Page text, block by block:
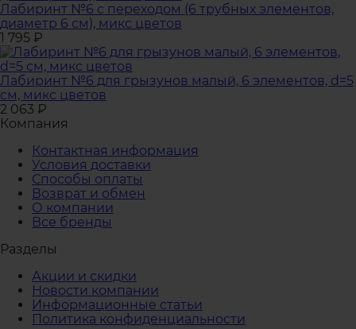
Лабиринт №6 с переходом (6 трубных элементов,
диаметр 6 см), микс цветов
1 795 ₽
Лабиринт №6 для грызунов малый, 6 элементов, d=5
см, микс цветов
2 063 ₽
Компания
Контактная информация
Условия доставки
Способы оплаты
Возврат и обмен
О компании
Все бренды
Разделы
Акции и скидки
Новости компании
Информационные статьи
Политика конфиденциальности